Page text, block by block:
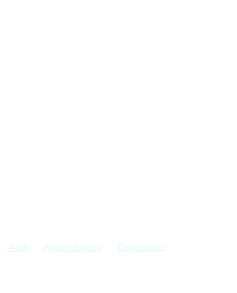
AGB Widerrufsrecht Datenschutz